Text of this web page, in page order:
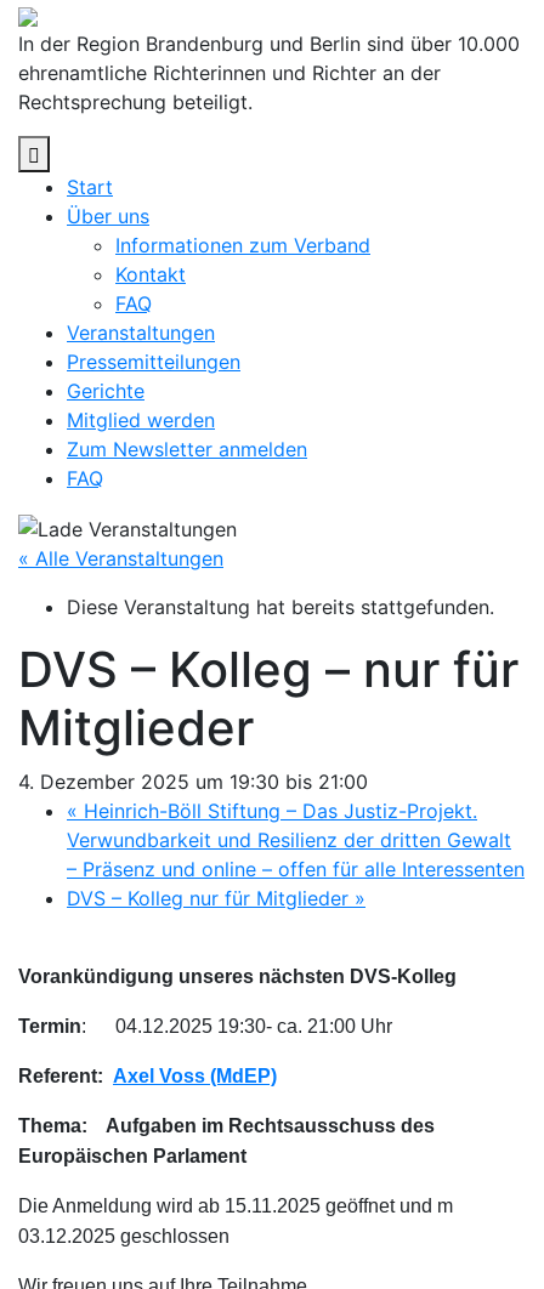
Skip
content
In der Region Brandenburg und Berlin sind über 10.000
ehrenamtliche Richterinnen und Richter an der
Rechtsprechung beteiligt.
Start
Über uns
Informationen zum Verband
Kontakt
FAQ
Veranstaltungen
Pressemitteilungen
Gerichte
Mitglied werden
Zum Newsletter anmelden
FAQ
« Alle Veranstaltungen
Diese Veranstaltung hat bereits stattgefunden.
DVS – Kolleg – nur für
Mitglieder
4. Dezember 2025 um 19:30 bis 21:00
« Heinrich-Böll Stiftung – Das Justiz-Projekt.
Verwundbarkeit und Resilienz der dritten Gewalt
– Präsenz und online – offen für alle Interessenten
DVS – Kolleg nur für Mitglieder »
Vorankündigung unseres nächsten DVS-Kolleg
Termin: 04.12.2025 19:30- ca. 21:00 Uhr
Referent: Axel Voss (MdEP)
Thema: Aufgaben im Rechtsausschuss des
Europäischen Parlament
Die Anmeldung wird ab 15.11.2025 geöffnet und m
03.12.2025 geschlossen